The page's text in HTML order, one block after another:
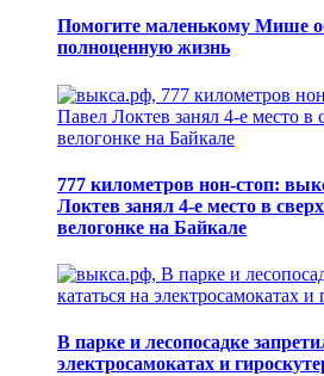
Помогите маленькому Мише
полноценную жизнь
777 километров нон-стоп:
Локтев занял 4-е место в
велогонке на Байкале
В парке и лесопосадке
электросамокатах и